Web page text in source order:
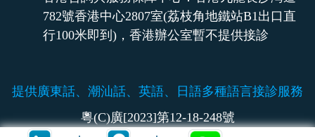
782號香港中心2807室(荔枝角地鐵站B1出口直
行100米即到)，香港辦公室暫不提供接診
提供廣東話、潮汕話、英語、日語多種語言接診服務
粵(C)廣[2023]第12-18-248號